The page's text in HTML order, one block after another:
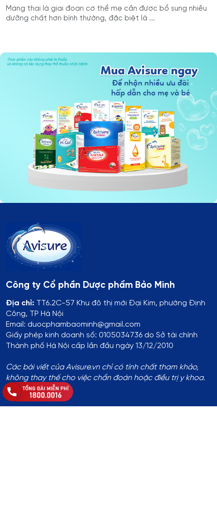
Mang thai là giai đoạn cơ thể mẹ cần được bổ sung nhiều
dưỡng chất hơn bình thường, đặc biệt là ...
Công ty Cổ phần Dược phẩm Bảo Minh
Địa chỉ: TT6.2C-57 Khu đô thị mới Đại Kim, phường Định
Công, TP Hà Nội
Email: duocphambaominh@gmail.com
Giấy phép kinh doanh số: 0105034736 do Sở tài chính
Thành phố Hà Nội cấp lần đầu ngày 13/12/2010
Các bài viết của Avisure.vn chỉ có tính chất tham khảo,
không thay thế cho việc chẩn đoán hoặc điều trị y khoa.